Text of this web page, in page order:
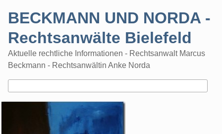
BECKMANN UND NORDA -
Rechtsanwälte Bielefeld
Aktuelle rechtliche Informationen - Rechtsanwalt Marcus
Beckmann - Rechtsanwältin Anke Norda